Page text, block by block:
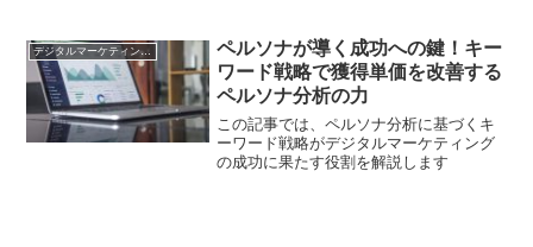
デジタルマーケティング基礎
ペルソナが導く成功への鍵！キー
ワード戦略で獲得単価を改善する
ペルソナ分析の力
この記事では、ペルソナ分析に基づくキ
ーワード戦略がデジタルマーケティング
の成功に果たす役割を解説します